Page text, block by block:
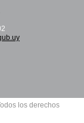
los derechos